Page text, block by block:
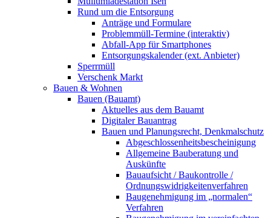
Rund um die Entsorgung
Anträge und Formulare
Problemmüll-Termine (interaktiv)
Abfall-App für Smartphones
Entsorgungskalender (ext. Anbieter)
Sperrmüll
Verschenk Markt
Bauen & Wohnen
Bauen (Bauamt)
Aktuelles aus dem Bauamt
Digitaler Bauantrag
Bauen und Planungsrecht, Denkmalschutz
Abgeschlossenheitsbescheinigung
Allgemeine Bauberatung und
Auskünfte
Bauaufsicht / Baukontrolle /
Ordnungswidrigkeitenverfahren
Baugenehmigung im „normalen“
Verfahren